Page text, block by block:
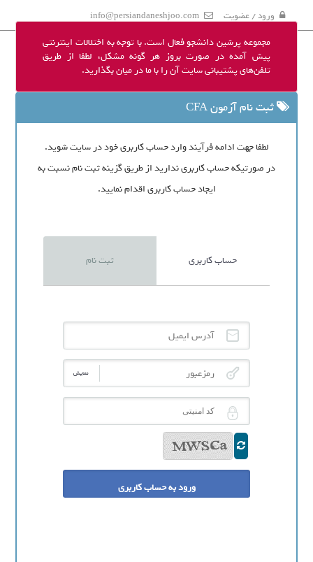
مجموعه پرشین دانشجو فعال است. با توجه به اختلالات اینترنتی
پیش آمده در صورت بروز هر گونه مشکل، لطفا از طریق
تلفن‌های پشتیبانی سایت آن را با ما در میان بگذارید.
ورود / عضویت info@persiandaneshjoo.com
ثبت نام آزمون CFA
لطفا جهت ادامه فرآیند وارد حساب کاربری خود در سایت شوید.
در صورتیکه حساب کاربری ندارید از طریق گزینه ثبت نام نسبت به
ایجاد حساب کاربری اقدام نمایید.
حساب کاربری ثبت نام
آدرس ایمیل
رمزعبور نمایش
کد امنیتی